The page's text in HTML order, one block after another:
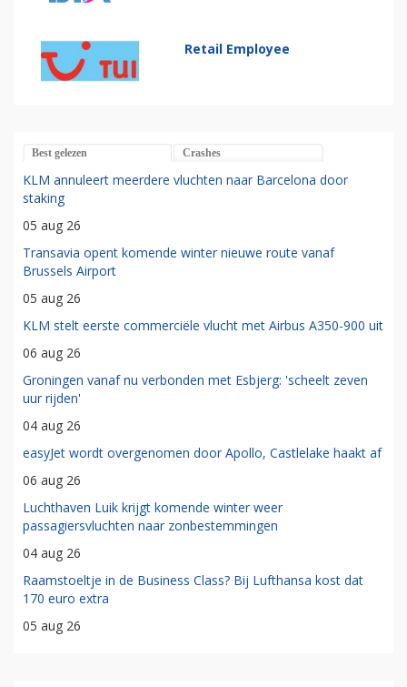
Retail Employee
Best gelezen Crashes
KLM annuleert meerdere vluchten naar Barcelona door
staking
05 aug 26
Transavia opent komende winter nieuwe route vanaf
Brussels Airport
05 aug 26
KLM stelt eerste commerciële vlucht met Airbus A350-900 uit
06 aug 26
Groningen vanaf nu verbonden met Esbjerg: 'scheelt zeven
uur rijden'
04 aug 26
easyJet wordt overgenomen door Apollo, Castlelake haakt af
06 aug 26
Luchthaven Luik krijgt komende winter weer
passagiersvluchten naar zonbestemmingen
04 aug 26
Raamstoeltje in de Business Class? Bij Lufthansa kost dat
170 euro extra
05 aug 26